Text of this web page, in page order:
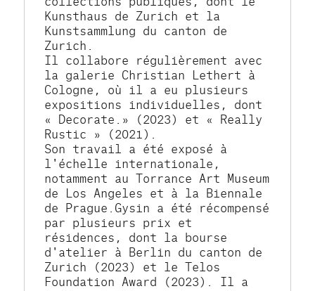
Kunsthaus de Zurich et la
Kunstsammlung du canton de
Zurich.
Il collabore régulièrement avec
la galerie Christian Lethert à
Cologne, où il a eu plusieurs
expositions individuelles, dont
« Decorate.» (2023) et « Really
Rustic » (2021).
Son travail a été exposé à
l'échelle internationale,
notamment au Torrance Art Museum
de Los Angeles et à la Biennale
de Prague.Gysin a été récompensé
par plusieurs prix et
résidences, dont la bourse
d'atelier à Berlin du canton de
Zurich (2023) et le Telos
Foundation Award (2023). Il a